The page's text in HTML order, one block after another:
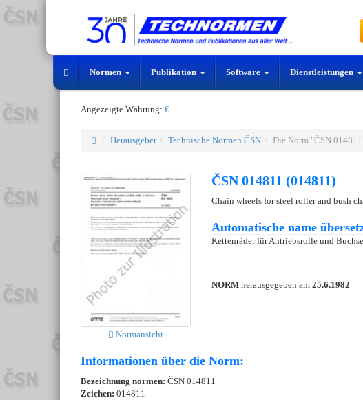
Normen Publikation Software Dienstleistungen
Angezeigte Währung: €
Herausgeber Technische Normen ČSN Die Norm "ČSN
Normansicht
ČSN 014811 (014811)
Chain wheels for steel roller and bush
Automatische name
Kettenräder für Antriebsrolle und
NORM herausgegeben am 25.6.1982
Informationen über die Norm:
Bezeichnung normen: ČSN 014811
Zeichen: 014811